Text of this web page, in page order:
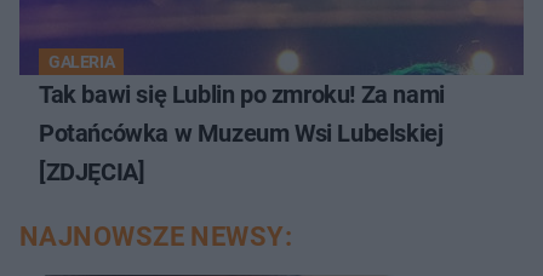
GALERIA
Tak bawi się Lublin po zmroku! Za nami
Potańcówka w Muzeum Wsi Lubelskiej
[ZDJĘCIA]
NAJNOWSZE NEWSY: